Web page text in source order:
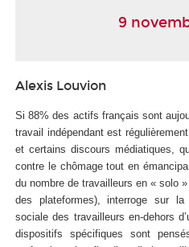
9
Alexis Louvion
Si 88% des actifs français sont
travail indépendant est
et certains discours médiatiques,
contre le chômage tout en
du nombre de travailleurs en « solo
des plateformes), interroge sur la
sociale des travailleurs en-dehors
dispositifs spécifiques sont